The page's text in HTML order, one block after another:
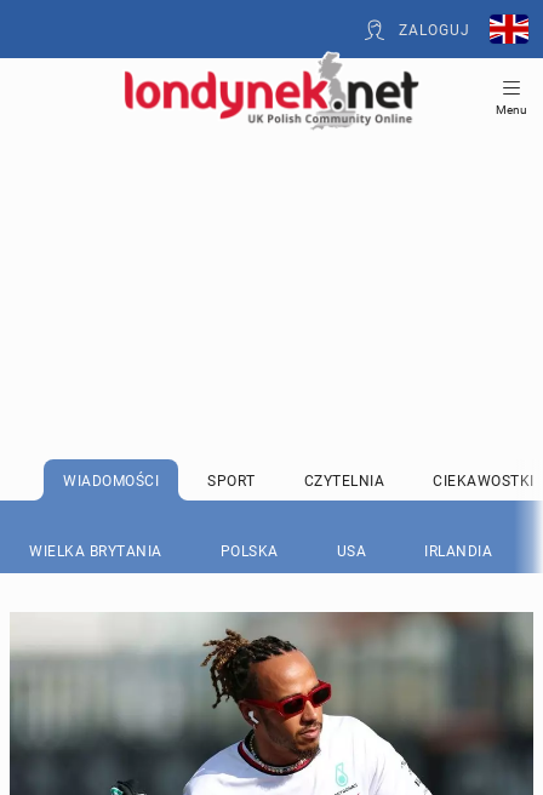
ZALOGUJ
Menu
WIADOMOŚCI SPORT CZYTELNIA CIEKAWOSTKI
WIELKA BRYTANIA POLSKA USA IRLANDIA